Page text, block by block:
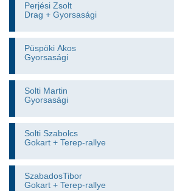
Perjési Zsolt
Drag + Gyorsasági
Püspöki Ákos
Gyorsasági
Solti Martin
Gyorsasági
Solti Szabolcs
Gokart + Terep-rallye
SzabadosTibor
Gokart + Terep-rallye